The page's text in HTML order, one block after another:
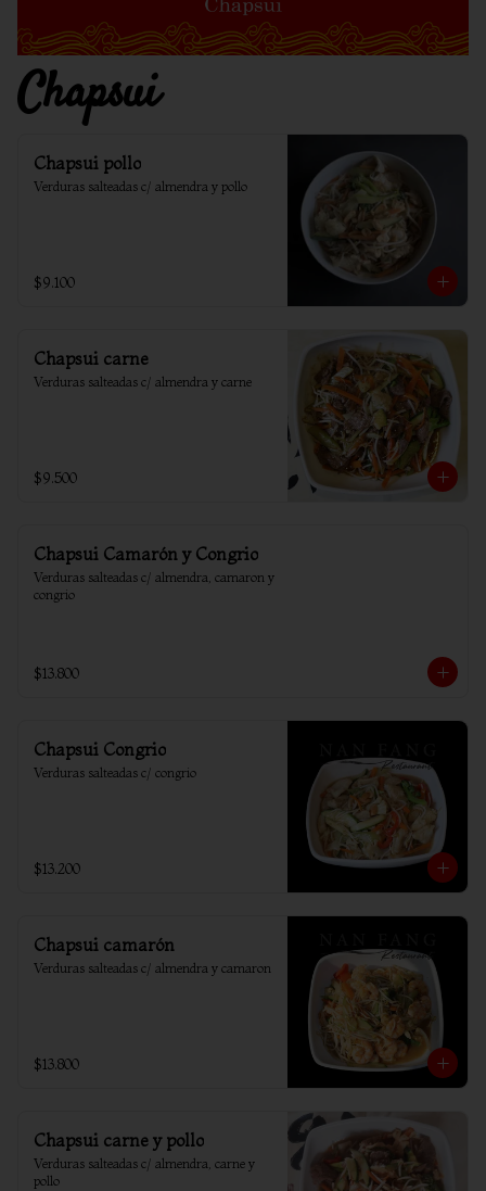
Chapsui
Chapsui pollo
Verduras salteadas c/ almendra y pollo
$9.100
Chapsui carne
Verduras salteadas c/ almendra y carne
$9.500
Chapsui Camarón y Congrio
Verduras salteadas c/ almendra, camaron y
congrio
$13.800
Chapsui Congrio
Verduras salteadas c/ congrio
$13.200
Chapsui camarón
Verduras salteadas c/ almendra y camaron
$13.800
Chapsui carne y pollo
Verduras salteadas c/ almendra, carne y
pollo